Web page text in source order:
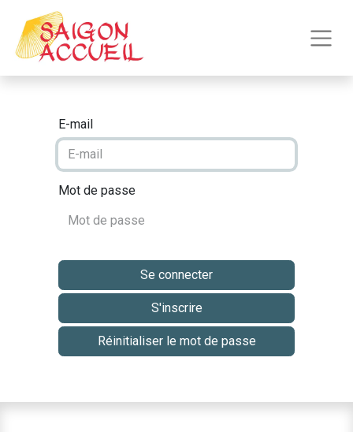
E-mail
Mot de passe
Se connecter
S'inscrire
Réinitialiser le mot de passe